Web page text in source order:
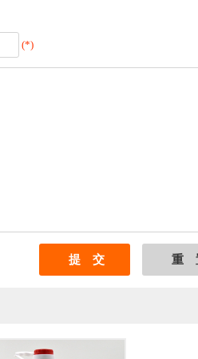
(*)